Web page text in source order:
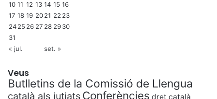
10 11 12 13 14 15 16
17 18 19 2021 22 23
2425 26 27 28 2930
31
« jul.
set. »
Veus
Butlletins de la Comissió de Llengua
català als jutjats Conferències dret català